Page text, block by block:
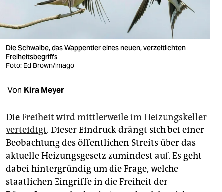
wahrheit
verlag
verlag
shop
fragen & hilfe
unterstützen
abo
genossenschaft
Die Schwalbe, das Wappentier eines neuen, verzeitlichten
Freiheitsbegriffs
Foto: Ed Brown/imago
Von Kira Meyer
DieFreiheit wird mittlerweile im Heizungskeller
verteidigt. Dieser Eindruck drängt sich bei einer
Beobachtung des öffentlichen Streits über das
aktuelle Heizungsgesetz zumindest auf. Es geht
dabei hintergründig um die Frage, welche
staatlichen Eingriffe in die Freiheit der